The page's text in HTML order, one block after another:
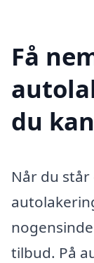
Få
du
Når du
tilbud. På